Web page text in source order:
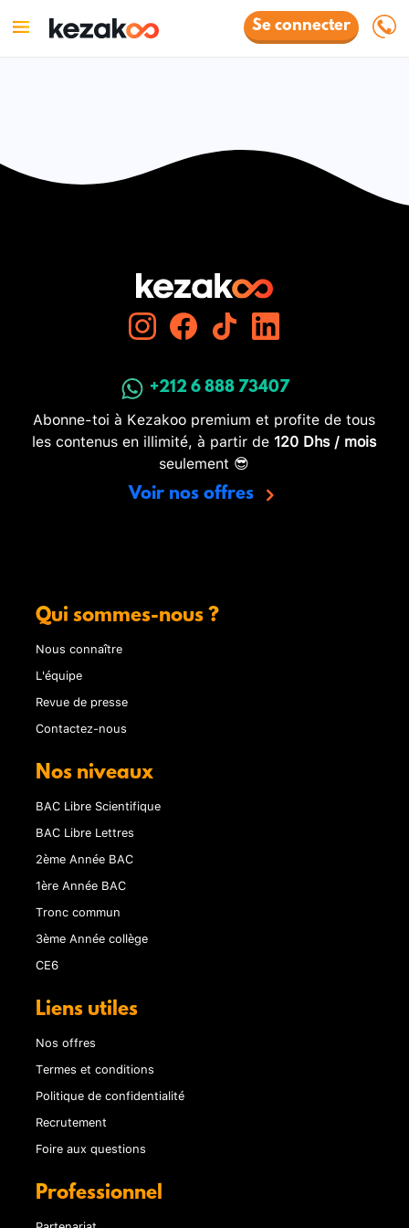
Se connecter
+212 6 888 73407
Abonne-toi à Kezakoo premium et profite de tous
les contenus en illimité, à partir de 120 Dhs / mois
seulement 😎
Voir nos offres
Qui sommes-nous ?
Nous connaître
L'équipe
Revue de presse
Contactez-nous
Nos niveaux
BAC Libre Scientifique
BAC Libre Lettres
2ème Année BAC
1ère Année BAC
Tronc commun
3ème Année collège
CE6
Liens utiles
Nos offres
Termes et conditions
Politique de confidentialité
Recrutement
Foire aux questions
Professionnel